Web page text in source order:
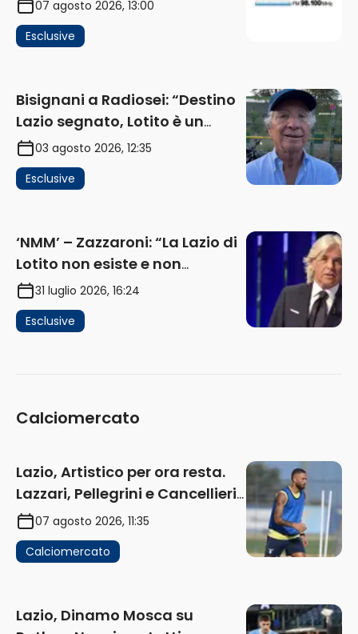
investimenti non arrivano i
ricavi” (AUDIO)
07 agosto 2026, 13:00
Esclusive
Bisignani a Radiosei: “Destino
Lazio segnato, Lotito è un
problema, la chiave sono
Flaminio e politica. La protesta
e gli interessi dei fondi”
03 agosto 2026, 12:35
Esclusive
‘NMM’ – Zazzaroni: “La Lazio di
Lotito non esiste e non
funziona più. E’ ora di lasciare,
ma lui non ascolta. Pignataro?
Ho verificato…” (AUDIO)
31 luglio 2026, 16:24
Esclusive
Calciomercato
Lazio, Artistico per ora resta.
Lazzari, Pellegrini e Cancellieri
in uscita
07 agosto 2026, 11:35
Calciomercato
Lazio, Dinamo Mosca su